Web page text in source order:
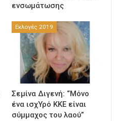
ενσωμάτωσης
Εκλογές 2019
Σεμίνα Διγενή: “Μόνο
ένα ισχΥρό ΚΚΕ είναι
σύμμαχος του λαού”